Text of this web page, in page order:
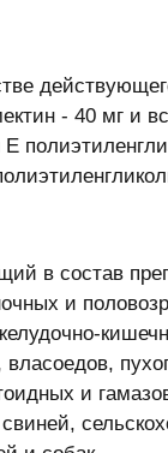
- 40 мг и
в состав
и
и